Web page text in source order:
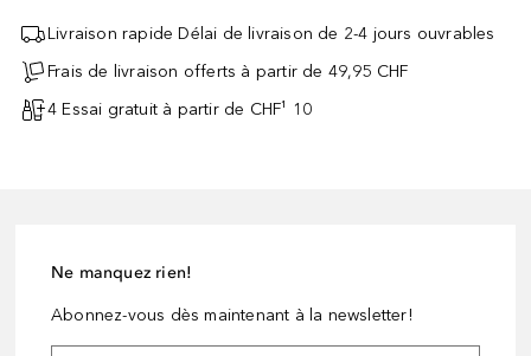
Livraison rapide Délai de livraison de 2-4 jours ouvrables
Frais de livraison offerts à partir de 49,95 CHF
4 Essai gratuit à partir de CHF¹ 10
Ne manquez rien!
Abonnez-vous dès maintenant à la newsletter!